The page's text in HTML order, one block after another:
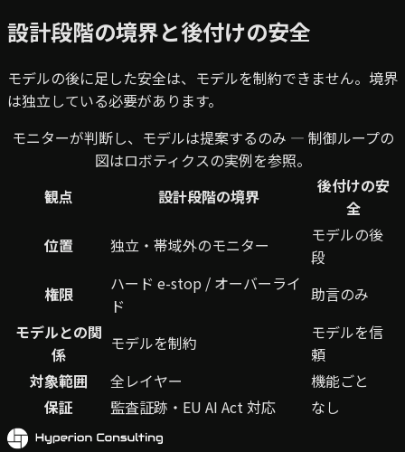
設計段階の境界と後付けの安全
モデルの後に足した安全は、モデルを制約できません。境界
は独立している必要があります。
モニターが判断し、モデルは提案するのみ — 制御ループの
図はロボティクスの実例を参照。
観点
設計段階の境界
後付けの安
全
位置
独立・帯域外のモニター
モデルの後
段
権限
ハード e-stop / オーバーライ
ド
助言のみ
モデルとの関
係
モデルを制約
モデルを信
頼
対象範囲
全レイヤー
機能ごと
保証
監査証跡・EU AI Act 対応 なし